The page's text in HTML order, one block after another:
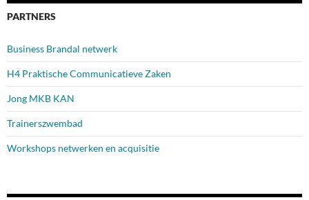
PARTNERS
Business Brandal netwerk
H4 Praktische Communicatieve Zaken
Jong MKB KAN
Trainerszwembad
Workshops netwerken en acquisitie